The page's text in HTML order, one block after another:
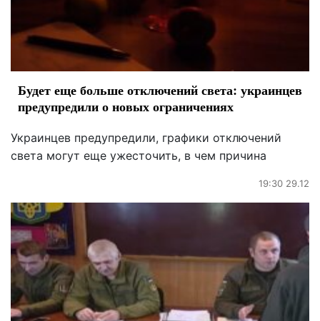
Будет еще больше отключений света: украинцев
предупредили о новых ограничениях
Украинцев предупредили, графики отключений
света могут еще ужесточить, в чем причина
19:30 29.12